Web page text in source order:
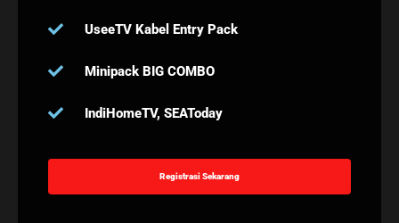
UseeTV Kabel Entry Pack
Minipack BIG COMBO
IndiHomeTV, SEAToday
Registrasi Sekarang